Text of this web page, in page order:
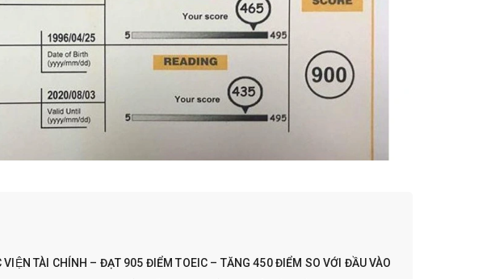
TÀI CHÍNH – ĐẠT 905 ĐIỂM TOEIC – TĂNG 450 ĐIỂM SO VỚI ĐẦU VÀO